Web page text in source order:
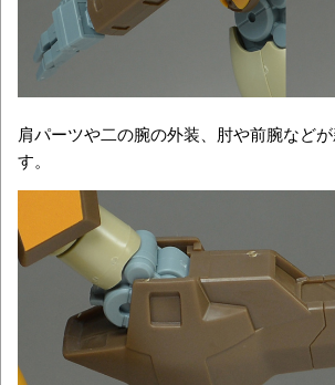
肩パーツや二の腕の外装、肘や前腕など
す。